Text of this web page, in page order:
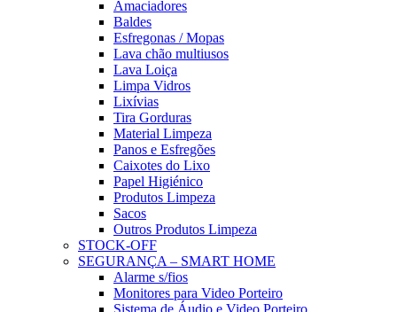
Amaciadores
Baldes
Esfregonas / Mopas
Lava chão multiusos
Lava Loiça
Limpa Vidros
Lixívias
Tira Gorduras
Material Limpeza
Panos e Esfregões
Caixotes do Lixo
Papel Higiénico
Produtos Limpeza
Sacos
Outros Produtos Limpeza
STOCK-OFF
SEGURANÇA – SMART HOME
Alarme s/fios
Monitores para Video Porteiro
Sistema de Áudio e Video Porteiro